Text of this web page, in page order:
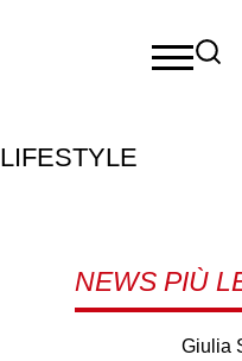
LIFESTYLE
NEWS PIÙ
Giulia